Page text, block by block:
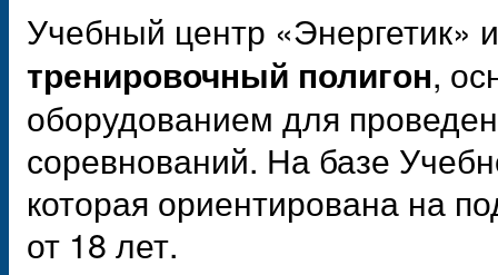
Учебный центр «Энергетик»
тренировочный полигон,
оборудованием для
соревнований. На базе
которая ориентирована на
от 18 лет.